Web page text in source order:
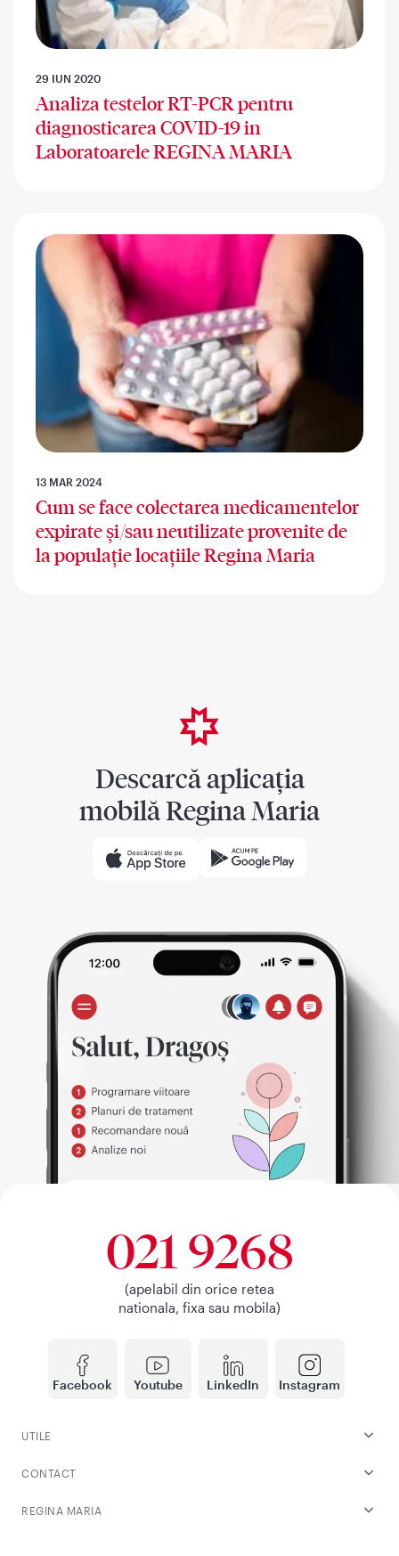
29 IUN 2020
Analiza testelor RT-PCR pentru
diagnosticarea COVID-19 in
Laboratoarele REGINA MARIA
13 MAR 2024
Cum se face colectarea medicamentelor
expirate și/sau neutilizate provenite de
la populație locațiile Regina Maria
Descarcă aplicația
mobilă Regina Maria
Facebook Youtube LinkedIn Instagram
021 9268
(apelabil din orice retea
nationala, fixa sau mobila)
UTILE
CONTACT
REGINA MARIA